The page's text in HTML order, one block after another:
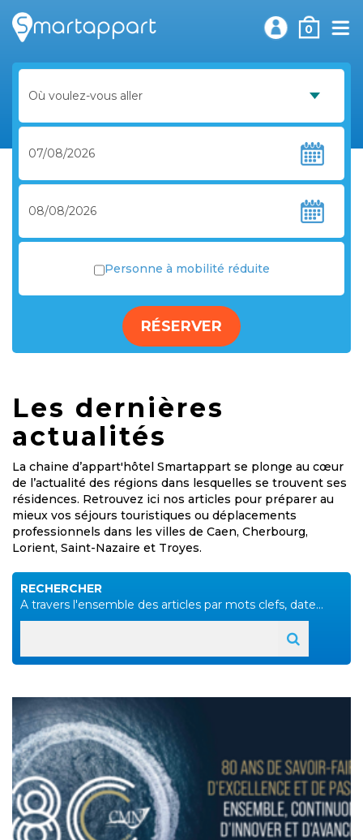
0
Personne à mobilité réduite
RÉSERVER
Les dernières
actualités
La chaine d’appart'hôtel Smartappart se plonge au cœur
de l’actualité des régions dans lesquelles se trouvent ses
résidences. Retrouvez ici nos articles pour préparer au
mieux vos séjours touristiques ou déplacements
professionnels dans les villes de Caen, Cherbourg,
Lorient, Saint-Nazaire et Troyes.
RECHERCHER
A travers l'ensemble des articles par mots clefs, date...